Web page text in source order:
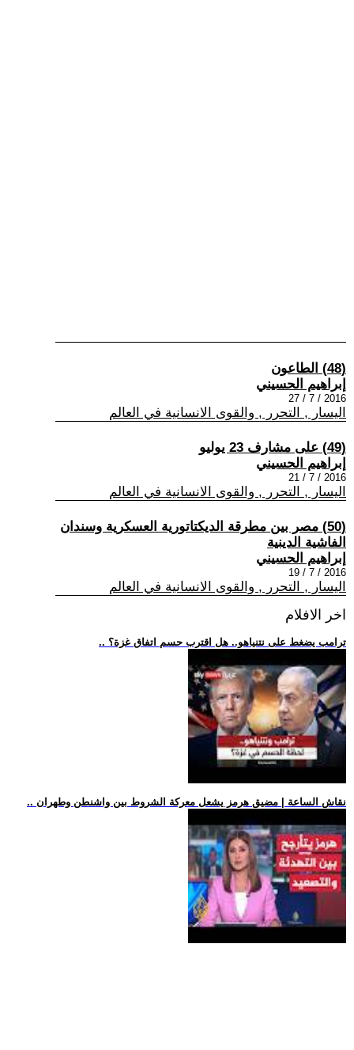
(48) الطاعون
إبراهيم الحسيني
2016 / 7 / 27
اليسار , التحرر , والقوى الانسانية في العالم
(49) على مشارف 23 يوليو
إبراهيم الحسيني
2016 / 7 / 21
اليسار , التحرر , والقوى الانسانية في العالم
(50) مصر بين مطرقة الديكتاتورية العسكرية وسندان
الفاشية الدينية
إبراهيم الحسيني
2016 / 7 / 19
اليسار , التحرر , والقوى الانسانية في العالم
اخر الافلام
.. ترامب يضغط على نتنياهو.. هل اقترب حسم اتفاق غزة؟
.. نقاش الساعة | مضيق هرمز يشعل معركة الشروط بين واشنطن وطهران